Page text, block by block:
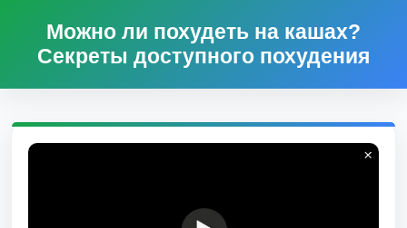
Можно ли похудеть на кашах?
Секреты доступного похудения